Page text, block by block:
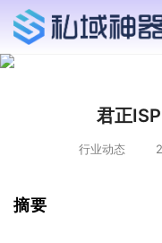
君正
行业动态
摘要